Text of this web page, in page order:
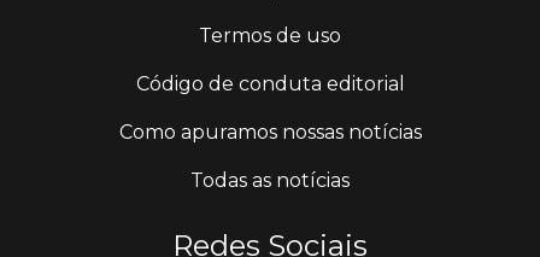
Termos de uso
Código de conduta editorial
Como apuramos nossas notícias
Todas as notícias
Redes Sociais